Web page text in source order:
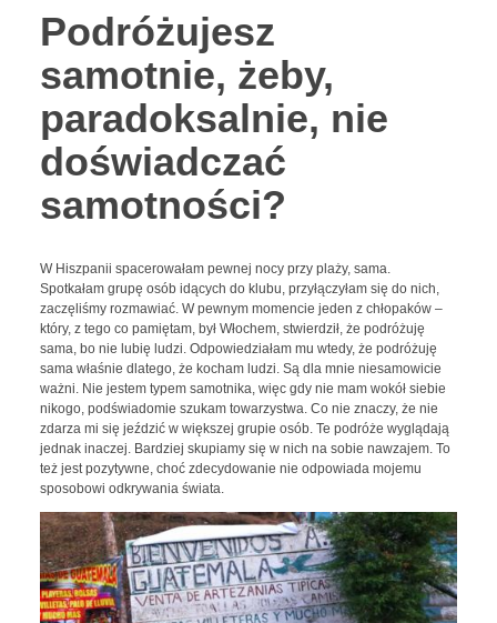
Podróżujesz
samotnie, żeby,
paradoksalnie, nie
doświadczać
samotności?
W Hiszpanii spacerowałam pewnej nocy przy plaży, sama.
Spotkałam grupę osób idących do klubu, przyłączyłam się do nich,
zaczęliśmy rozmawiać. W pewnym momencie jeden z chłopaków –
który, z tego co pamiętam, był Włochem, stwierdził, że podróżuję
sama, bo nie lubię ludzi. Odpowiedziałam mu wtedy, że podróżuję
sama właśnie dlatego, że kocham ludzi. Są dla mnie niesamowicie
ważni. Nie jestem typem samotnika, więc gdy nie mam wokół siebie
nikogo, podświadomie szukam towarzystwa. Co nie znaczy, że nie
zdarza mi się jeździć w większej grupie osób. Te podróże wyglądają
jednak inaczej. Bardziej skupiamy się w nich na sobie nawzajem. To
też jest pozytywne, choć zdecydowanie nie odpowiada mojemu
sposobowi odkrywania świata.